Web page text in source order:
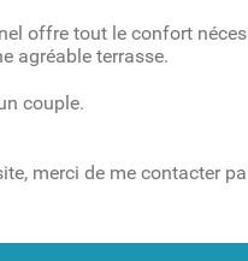
offre tout le confort
agréable terrasse.
couple.
merci de me contacter